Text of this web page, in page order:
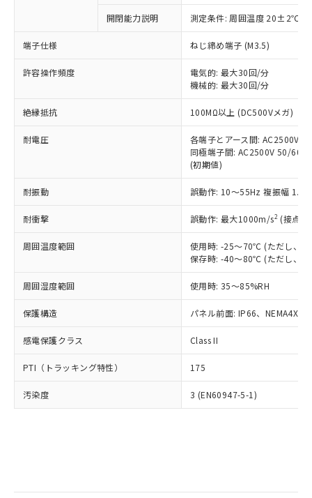
開閉能力説明 測定条件: 周囲温度 20±2℃、
端子仕様 ねじ締め端子 (M3.5)
許容操作頻度
電気的: 最大30回/分
機械的: 最大30回/分
絶縁抵抗 100MΩ以上 (DC500Vメガ)
耐電圧
各端子とアース間: AC2500V
同極端子間: AC2500V 50/
(初期値)
耐振動 誤動作: 10～55Hz 複振幅
耐衝撃 誤動作: 最大1000m/s2 (接点
周囲温度範囲
使用時: -25～70℃ (ただし、氷
保存時: -40～80℃ (ただし、氷
周囲湿度範囲 使用時: 35～85%RH
保護構造 パネル前面: IP66、NEMA4X,
感電保護クラス Class II
PTI（トラッキング特性） 175
汚染度 3 (EN60947-5-1)
以下の条件をお読みいただき、同意のうえ
ご利用ください。
本サービスは、当社制御機器事業取扱
商品の当社在庫状況および標準価格
当社制御機器事業取扱商品の中には、
本サービスの対象外となる商品もある
ことをご了承ください。
在庫状況および標準価格照会結果は、
記載している更新日時点での社内デー
タに基づき作成されるものであり、閲
覧された時点での実際の在庫および標
準価格とは異なる場合があることをご
正式な納期状況および標準価格はお客
様のお取引先、またはお客様担当のオ
ムロン制御機器販売店・当社販売員に
オムロン制御機器販売店や当社販売拠
販売ネットワーク
」をご確認
ください。
在庫状況および標準価格結果を当社の
事前の承諾なく第三者に漏洩または開
マイパーツ機能（部品リスト作成サー
および当社の共同利用者が、当社の製
対応予定なし：EU RoHS指令（10物質）の
非含有に非対応の商品で、対応品を出す予
定はありません。
調査・確認中：EU RoHS指令（10物質）の
非含有の対応状況を調査中または確認中の
非該当品：ライセンス料など無形物で、有
害物質有無と関係のない商品です。
いたものが、含有品と判明した場合などや
むを得ず変更することがあります。
六価クロム(Cr(Ⅵ)) 1000ppm以下、ポリ臭化ビフェニル
類(PBB) 1000ppm以下、ポリ臭化ジフェニルエーテル類
(PBDE) 1000ppm以下、フタル酸ビス(2-エチルヘキシ
ル) (DEHP)(別名：DOP) 1000ppm以下、フタル酸ブチ
ルベンジル（BBP） 1000ppm以下、フタル酸ジブチル
（DBP） 1000ppm以下、フタル酸ジイソブチル
(DIBP) 1000ppm以下
フタル酸エステル類の４物質については閾値を超える意
図的な使用がないことを確認しています。
※2 対応予定月
部品在庫の切り替え状況などにより、予定
月が前後することがあります。
※1 中国RoHS○×表
「○」：最大均質材料含有率が中国RoHSの
基準値以下であることを示します。
「×」：最大均質材料含有率が中国RoHSの
基準値を超えていることを示します。
「－」：未確認です。当社販売部門へお問
*中国RoHS10物質の基準値 (GB/T26572)：
Pb(鉛) :1000ppm、 Hg(水銀) : 1000ppm、 Cd(カドミウ
Cr(Ⅵ)(六価クロム) : 1000ppm、 PBBs(ポリ臭化ビフェ
ニル類) : 1000ppm、 PBDEs(ポリ臭化ジフェニルエーテ
DBP(フタル酸ジブチル) : 1000ppm、 DIBP(フタル酸ジ
イソブチル) : 1000ppm、 BBP(フタル酸ブチルベンジ
ル) : 1000ppm、
DEHP(フタル酸ビス(2-エチルヘキシル)) : 1000ppm
※2 環境保護使用期限
「ｅ」：有害物質（10物質）のすべてが基
準値以下であることを示します。
「10」：通常の使用状況下において有害物
質が外部に漏えいし、環境に深刻な影響を
当社は、これら貴社製品のうち、外国
為替および外国貿易法に定める商品
（以下｢規制貨物等」という）を輸出
または国外への提供する場合は、日本
国政府の輸出許可(または役務取引許
可)を取得するなどの必要な手続きを
当社は規制貨物を破棄する場合は、完
全に破砕するなど、違法に輸出されな
いよう必要な手段を講じます。
ル、化学兵器、生物兵器またはその他
武器並びにこれらの製造装置等に一切
使用いたしません。
当社は、貴社製品を第三者に販売する
場合は、上記1、2および3の内容を当
該第三者に通知します。また当社は、
販売先および販売に係わる関係者が違
法に輸出するおそれがある場合は、取
○ 一定数以上の在庫あり
一定数には満たないが在庫あり
在庫なし(最新の在庫状況につ
いては、お客様のお取引先、ま
たはお客様担当のオムロン制御
機器販売店・当社販売員にご確
認ください)
受注生産機種、また在庫状況の